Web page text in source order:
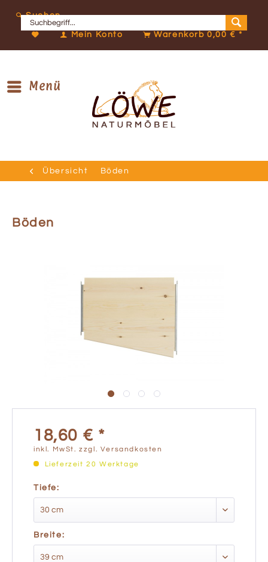
Suchen
Mein Konto Warenkorb0,00 € *
Menü
Übersicht Böden
Böden
18,60 € *
inkl. MwSt.zzgl. Versandkosten
Lieferzeit 20 Werktage
Tiefe:
Breite: